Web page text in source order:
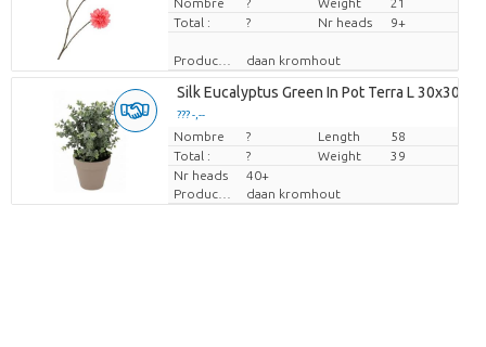
Prix par pièce
Nombre ? Weight
21
Total :
? Nr heads 9+
Producteur daan kromhout
Silk Eucalyptus Green In Pot Terra L
??? -,--
Prix par pièce
Nombre ? Length
58
Total :
? Weight
39
Nr heads
40+
Producteur
daan kromhout